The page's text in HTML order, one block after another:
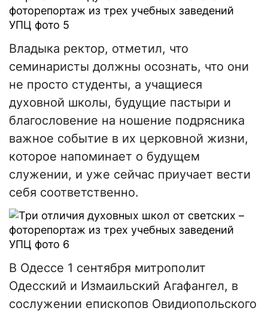
Владыка ректор, отметил, что
семинаристы должны осознать, что они
не просто студенты, а учащиеся
духовной школы, будущие пастыри и
благословение на ношение подрясника
важное событие в их церковной жизни,
которое напоминает о будущем
служении, и уже сейчас приучает вести
себя соответственно.
В Одессе 1 сентября митрополит
Одесский и Измаильский Агафангел, в
сослужении епископов Овидиопольского